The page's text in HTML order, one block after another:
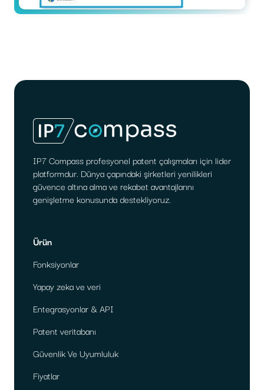
IP7 Compass profesyonel patent çalışmaları için lider
platformdur. Dünya çapındaki şirketleri yenilikleri
güvence altına alma ve rekabet avantajlarını
genişletme konusunda destekliyoruz.
Ürün
Fonksiyonlar
Yapay zeka ve veri
Entegrasyonlar & API
Patent veritabanı
Güvenlik Ve Uyumluluk
Fiyatlar